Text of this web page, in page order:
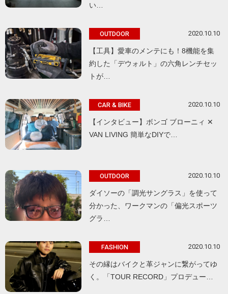
い…
OUTDOOR 2020.10.10
【工具】愛車のメンテにも！8機能を集
約した「デウォルト」の六角レンチセッ
トが…
CAR & BIKE 2020.10.10
【インタビュー】ボンゴ ブローニィ ✕
VAN LIVING 簡単なDIYで…
OUTDOOR 2020.10.10
ダイソーの「調光サングラス」を使って
分かった、ワークマンの「偏光スポーツ
グラ…
FASHION 2020.10.10
その縁はバイクと革ジャンに繋がってゆ
く。「TOUR RECORD」プロデュー…